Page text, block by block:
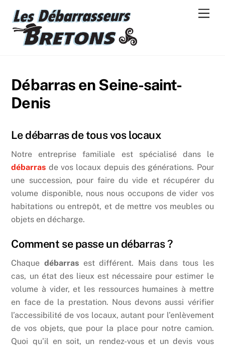
content
Débarras en Seine-saint-
Denis
Le débarras de tous vos locaux
Notre entreprise familiale est spécialisé dans le
débarras de vos locaux depuis des générations. Pour
une succession, pour faire du vide et récupérer du
volume disponible, nous nous occupons de vider vos
habitations ou entrepôt, et de mettre vos meubles ou
objets en décharge.
Comment se passe un débarras ?
Chaquedébarras est différent. Mais dans tous les
cas, un état des lieux est nécessaire pour estimer le
volume à vider, et les ressources humaines à mettre
en face de la prestation. Nous devons aussi vérifier
l’accessibilité de vos locaux, autant pour l’enlèvement
de vos objets, que pour la place pour notre camion.
Quoi qu’il en soit, un rendez-vous et un devis vous